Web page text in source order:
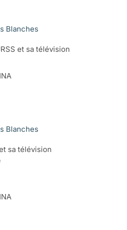
Blanches
et sa télévision
Blanches
sa télévision